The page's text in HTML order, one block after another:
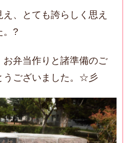
、とても誇らしく思え
。?
弁当作りと諸準備のご
うございました。☆彡